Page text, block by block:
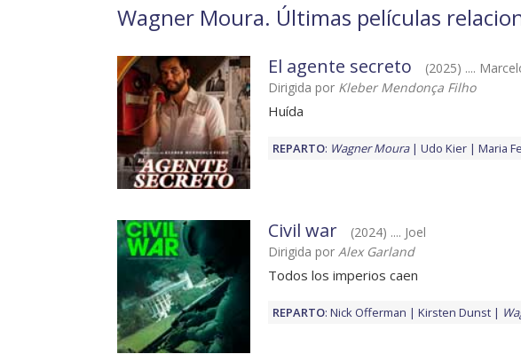
Wagner Moura. Últimas películas
El agente secreto
(2025) ....
Dirigida por Kleber Mendonça Filho
Huída
REPARTO: Wagner Moura Udo Kier Maria
Civil war
(2024) .... Joel
Dirigida por Alex Garland
Todos los imperios caen
REPARTO: Nick Offerman Kirsten Dunst